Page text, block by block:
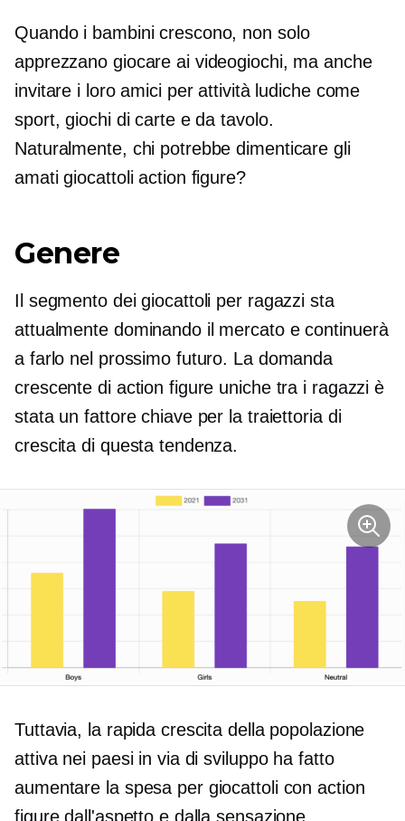
Quando i bambini crescono, non solo
apprezzano giocare ai videogiochi, ma anche
invitare i loro amici per attività ludiche come
sport, giochi di carte e da tavolo.
Naturalmente, chi potrebbe dimenticare gli
amati giocattoli action figure?
Genere
Il segmento dei giocattoli per ragazzi sta
attualmente dominando il mercato e continuerà
a farlo nel prossimo futuro. La domanda
crescente di action figure uniche tra i ragazzi è
stata un fattore chiave per la traiettoria di
crescita di questa tendenza.
Tuttavia, la rapida crescita della popolazione
attiva nei paesi in via di sviluppo ha fatto
aumentare la spesa per giocattoli con action
figure dall'aspetto e dalla sensazione